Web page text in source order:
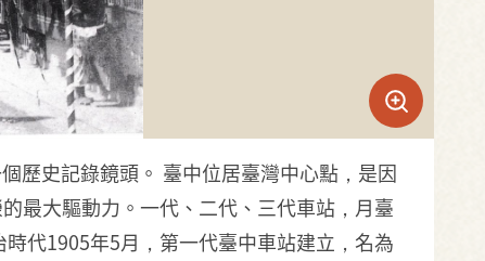
歷史記錄鏡頭。 臺中位居臺灣中心點，是因
最大驅動力。一代、二代、三代車站，月臺
代1905年5月，第一代臺中車站建立，名為